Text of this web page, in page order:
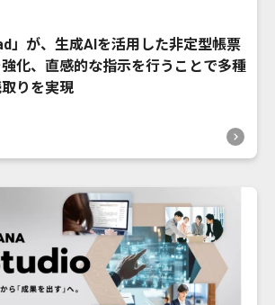
」が、生成AIを活用した非定型帳票
化、直感的な指示を行うことで多種
りを実現